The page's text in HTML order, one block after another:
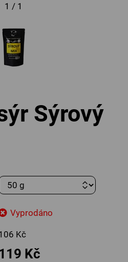
1 / 1
Sýrový
Vyprodáno
Kč
119 Kč